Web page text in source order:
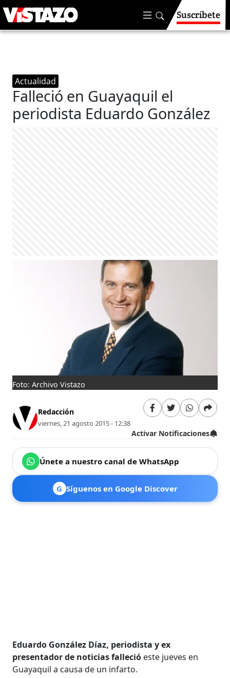
Suscríbete
Actualidad
Falleció en Guayaquil el
periodista Eduardo González
Foto: Archivo Vistazo
Redacción
viernes, 21 agosto 2015 - 12:38
Activar Notificaciones
Únete a nuestro canal de WhatsApp
G Síguenos en Google Discover
Eduardo González Díaz, periodista y ex
presentador de noticias falleció este jueves en
Guayaquil a causa de un infarto.